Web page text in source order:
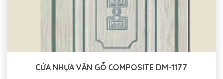
CỬA NHỰA VÂN GỖ COMPOSITE DM-1177